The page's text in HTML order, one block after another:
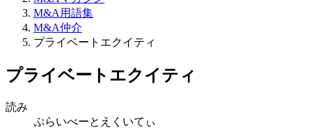
M&A用語集
M&A仲介
プライベートエクイティ
プライベートエクイティ
読み
ぷらいべーとえくいてぃ